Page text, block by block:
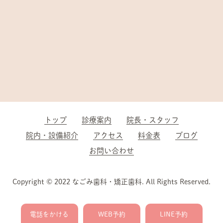
トップ 診療案内
院長・スタッフ
院内・設備紹介
アクセス 料金表
ブログ
お問い合わせ
Copyright © 2022 なごみ歯科・矯正歯科. All Rights Reserved.
電話をかける WEB予約 LINE予約